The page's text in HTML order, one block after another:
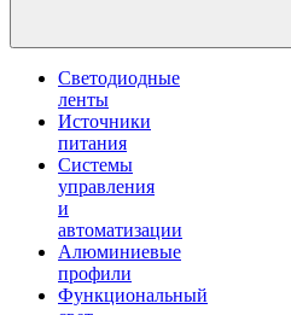
Светодиодные
ленты
Источники
питания
Системы
управления
и
автоматизации
Алюминиевые
профили
Функциональный